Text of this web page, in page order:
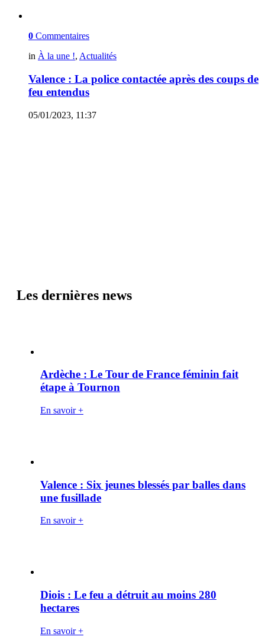
0 Commentaires
in À la une !, Actualités
Valence : La police contactée après des coups de
feu entendus
05/01/2023, 11:37
Les dernières news
Ardèche : Le Tour de France féminin fait
étape à Tournon
En savoir +
Valence : Six jeunes blessés par balles dans
une fusillade
En savoir +
Diois : Le feu a détruit au moins 280
hectares
En savoir +